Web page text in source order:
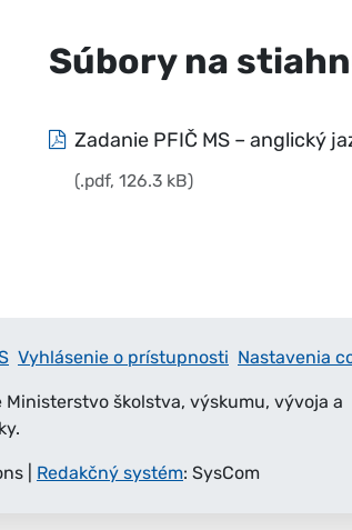
Súbory na
Zadanie PFIČ MS – anglický
(.pdf, 126.3 kB)
Vyhlásenie o prístupnosti Nastavenia
školstva, výskumu, vývoja a
Redakčný systém: SysCom